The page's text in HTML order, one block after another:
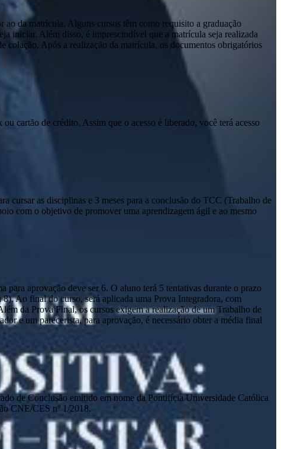
ao da matrícula. Alguns cursos têm como requisito a graduação
iniciar. Além disso, é imprescindível que a matrícula seja realizada
colação. Após a realização da matrícula, os documentos obrigatórios
cartão de crédito. Assim que o acesso é liberado, você terá acesso
cursar as disciplinas e 3 meses para a conclusão do TCC (Trabalho de
com o objetivo de promover uma aprendizagem ágil e ao mesmo
aprovação deve ser 6. O aluno terá 5 tentativas durante o prazo
Ao final do curso, será aplicada uma Prova Integradora, com
da Prova Final, os cursos exigem a realização de um Trabalho de
e um parecerista, para aprovação, é necessário obter a média final
de Conclusão emitido em nome da Pontifícia Universidade Católica
CNE/CES nº 1/2018.